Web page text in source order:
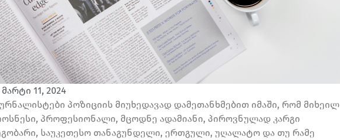
მარტი 11, 2024
პოზიციის მიუხედავად დამეთანხმებით იმაში, რომ მიხეილ
პროფესიონალი, მცოდნე ადამიანი, პიროვნულად კარგი
საუკეთესო თანაგუნდელი, ერთგული, უღალატო და თუ რამე